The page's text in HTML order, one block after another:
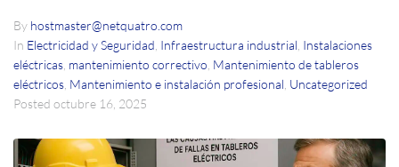
By hostmaster@netquatro.com
In Electricidad y Seguridad, Infraestructura industrial, Instalaciones
eléctricas, mantenimiento correctivo, Mantenimiento de tableros
eléctricos, Mantenimiento e instalación profesional, Uncategorized
Posted octubre 16, 2025